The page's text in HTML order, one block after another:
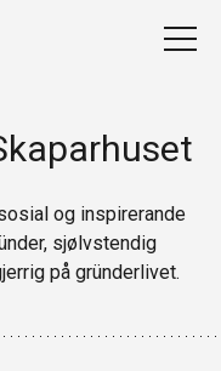
og inspirerande
sjølvstendig
på gründerlivet.